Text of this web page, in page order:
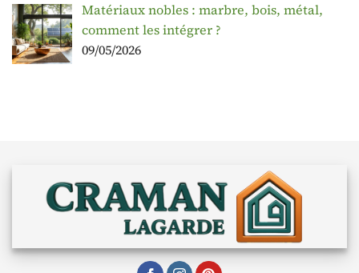
Matériaux nobles : marbre, bois, métal,
comment les intégrer ?
09/05/2026